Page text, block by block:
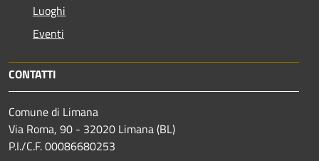
Luoghi
Eventi
CONTATTI
Comune di Limana
Via Roma, 90 - 32020 Limana (BL)
P.I./C.F. 00086680253